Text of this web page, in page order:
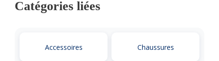
Catégories liées
Accessoires Chaussures